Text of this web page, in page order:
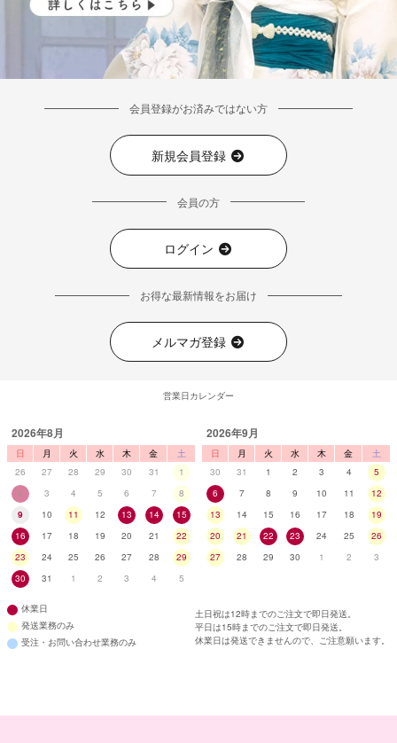
会員登録がお済みではない方
新規会員登録
会員の方
ログイン
お得な最新情報をお届け
メルマガ登録
営業日カレンダー
2026年8月
日 月 火 水 木 金
土
26
27 28 29 30 31
1
2
3 4 5 6 7
8
9
10 11 12 13 14
15
16
17 18 19 20 21
22
23
24 25 26 27 28
29
30
31 1 2 3 4 5
2026年9月
日 月 火 水 木 金
土
30
31 1 2 3 4
5
6
7 8 9 10 11
12
13
14 15 16 17 18
19
20
21 22 23 24 25
26
27
28 29 30 1 2 3
休業日
発送業務のみ
受注・お問い合わせ業務のみ
土日祝は12時までのご注文で即日発送。
平日は15時までのご注文で即日発送。
休業日は発送できませんので、ご注意願います。